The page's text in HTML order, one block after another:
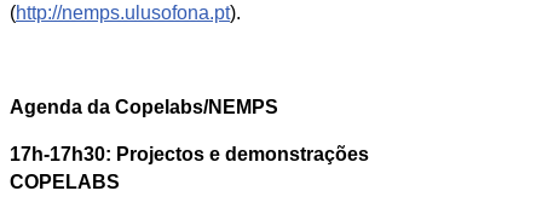
(http://nemps.ulusofona.pt).
Agenda da Copelabs/NEMPS
17h-17h30: Projectos e demonstrações
COPELABS